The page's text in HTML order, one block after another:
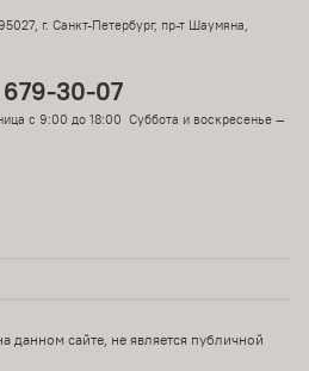
г. Санкт-Петербург, пр-т Шаумяна,
679-30-07
с 9:00 до 18:00 Суббота и воскресенье —
данном сайте, не является публичной